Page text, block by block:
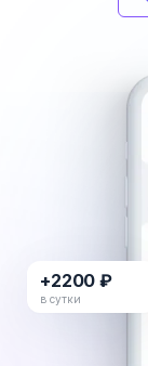
+2200 ₽
в сутки